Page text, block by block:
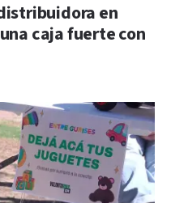
en
caja fuerte con